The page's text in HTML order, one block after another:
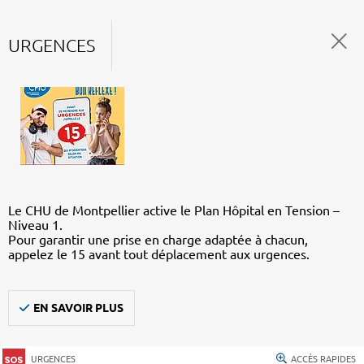
URGENCES
Le CHU de Montpellier active le Plan Hôpital en Tension –
Niveau 1.
Pour garantir une prise en charge adaptée à chacun,
appelez le 15 avant tout déplacement aux urgences.
EN SAVOIR PLUS
URGENCES ACCÈS RAPIDES